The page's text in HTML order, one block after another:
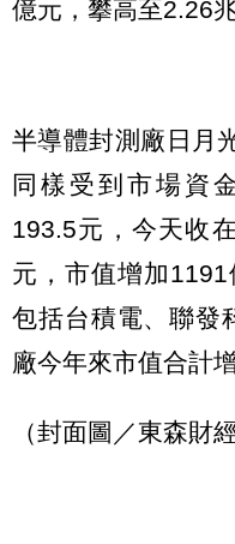
億元，攀高至2.26兆
半導體封測廠日月
同樣受到市場資
193.5元，今天收
元，市值增加1191
包括台積電、聯發
廠今年來市值合計
（封面圖／東森財